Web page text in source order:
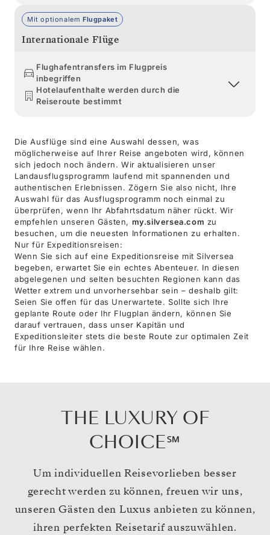
Mit optionalem Flugpaket
Internationale Flüge
Flughafentransfers im Flugpreis
inbegriffen
Hotelaufenthalte werden durch die
Reiseroute bestimmt
Die Ausflüge sind eine Auswahl dessen, was
möglicherweise auf Ihrer Reise angeboten wird, können
sich jedoch noch ändern. Wir aktualisieren unser
Landausflugsprogramm laufend mit spannenden und
authentischen Erlebnissen. Zögern Sie also nicht, Ihre
Auswahl für das Ausflugsprogramm noch einmal zu
überprüfen, wenn Ihr Abfahrtsdatum näher rückt. Wir
empfehlen unseren Gästen, my.silversea.com zu
besuchen, um die neuesten Informationen zu erhalten.
Nur für Expeditionsreisen:
Wenn Sie sich auf eine Expeditionsreise mit Silversea
begeben, erwartet Sie ein echtes Abenteuer. In diesen
abgelegenen und selten besuchten Regionen kann das
Wetter extrem und unvorhersehbar sein – deshalb gilt:
Seien Sie offen für das Unerwartete. Sollte sich Ihre
geplante Route oder Ihr Flugplan ändern, können Sie
darauf vertrauen, dass unser Kapitän und
Expeditionsleiter stets die beste Route zur optimalen Zeit
für Ihre Reise wählen.
THE LUXURY OF
CHOICE℠
Um individuellen Reisevorlieben besser
gerecht werden zu können, freuen wir uns,
unseren Gästen den Luxus anbieten zu können,
ihren perfekten Reisetarif auszuwählen.